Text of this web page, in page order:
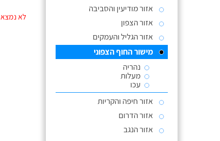
אזור מודיעין והסביבה
אזור הצפון
אזור הגליל והעמקים
מישור החוף הצפוני
נהריה
מעלות
עכו
אזור חיפה והקריות
אזור הדרום
אזור הנגב
לא